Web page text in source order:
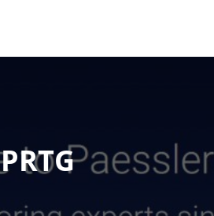
PRTG